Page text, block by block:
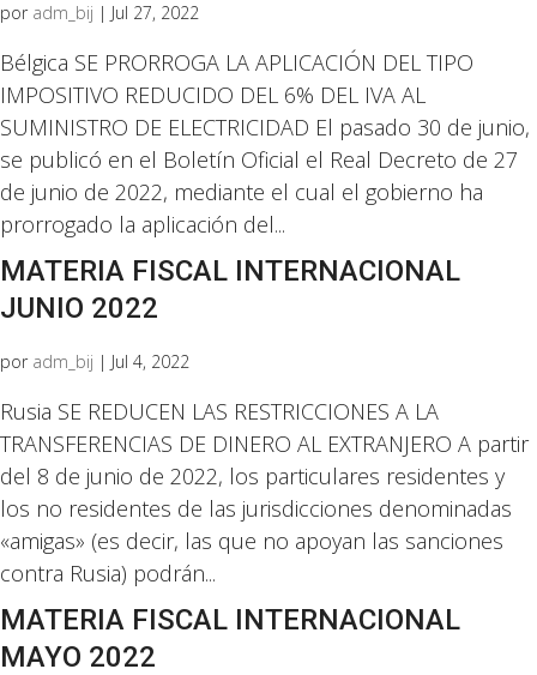
por adm_bij | Jul 27, 2022
Bélgica SE PRORROGA LA APLICACIÓN DEL TIPO
IMPOSITIVO REDUCIDO DEL 6% DEL IVA AL
SUMINISTRO DE ELECTRICIDAD El pasado 30 de junio,
se publicó en el Boletín Oficial el Real Decreto de 27
de junio de 2022, mediante el cual el gobierno ha
prorrogado la aplicación del...
MATERIA FISCAL INTERNACIONAL
JUNIO 2022
por adm_bij | Jul 4, 2022
Rusia SE REDUCEN LAS RESTRICCIONES A LA
TRANSFERENCIAS DE DINERO AL EXTRANJERO A partir
del 8 de junio de 2022, los particulares residentes y
los no residentes de las jurisdicciones denominadas
«amigas» (es decir, las que no apoyan las sanciones
contra Rusia) podrán...
MATERIA FISCAL INTERNACIONAL
MAYO 2022